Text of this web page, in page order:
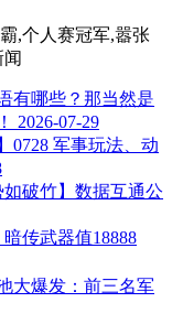
,个人赛冠军,嚣张
闻
有哪些？那当然是
2026-07-29
0728 军事玩法、动
如破竹】数据互通公
传武器值18888
大爆发：前三名军